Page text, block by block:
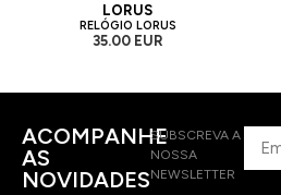
LORUS
RELÓGIO LORUS
35.00 EUR
ACOMPANHE
AS
NOVIDADES
SUBSCREVA A
NOSSA
NEWSLETTER